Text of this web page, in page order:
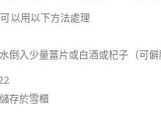
以用以下方法處理
倒入少量薑片或白酒或杞子（可
存於雪櫃